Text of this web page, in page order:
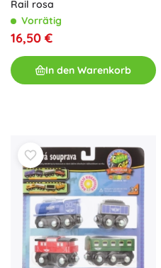
Rail rosa
Vorrätig
16,50 €
In den Warenkorb